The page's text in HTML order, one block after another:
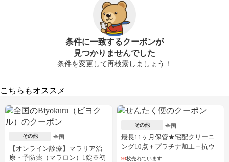
条件に一致するクーポンが
見つかりませんでした
条件を変更して再検索しましょう！
こちらもオススメ
その他 全国
【オンライン診療】マラリア治
療・予防薬（マラロン）1錠※初
その他 全国
最長11ヶ月保管★宅配クリーニ
ング10点＋プラチナ加工＋抗ウ
イルス加工
93枚売れています